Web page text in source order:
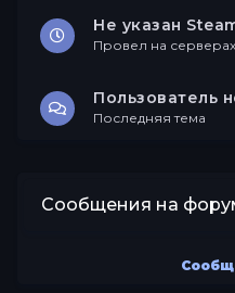
Не указан
Провел на
Пользователь
Последняя тема
Сообщения на